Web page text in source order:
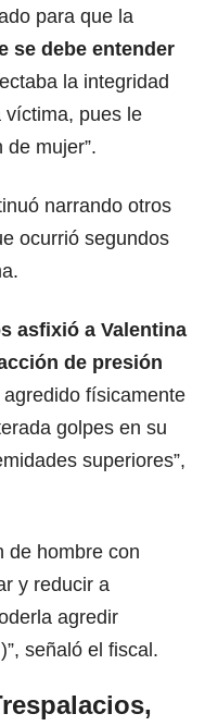
para que la
se debe entender
la integridad
víctima, pues le
mujer”.
narrando otros
ocurrió segundos
asfixió a Valentina
de presión
físicamente
golpes en su
superiores”,
de hombre con
y reducir a
agredir
señaló el fiscal.